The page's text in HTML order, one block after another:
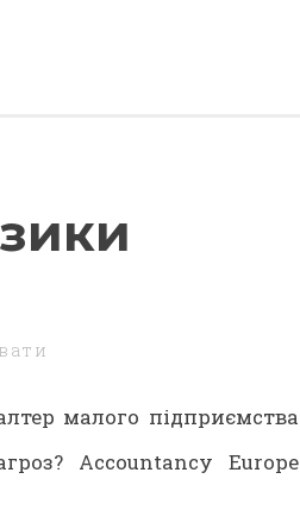
малого підприємства
Accountancy Europe